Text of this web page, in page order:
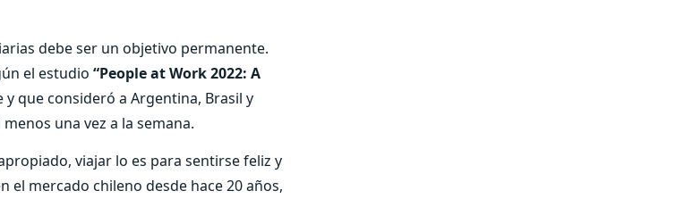
debe ser un objetivo permanente.
el estudio “People at Work 2022: A
que consideró a Argentina, Brasil y
una vez a la semana.
viajar lo es para sentirse feliz y
el mercado chileno desde hace 20 años,